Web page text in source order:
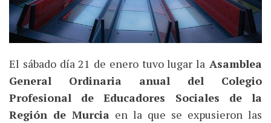
El sábado día 21 de enero tuvo lugar la Asamblea
General Ordinaria anual del Colegio
Profesional de Educadores Sociales de la
Región de Murcia en la que se expusieron las